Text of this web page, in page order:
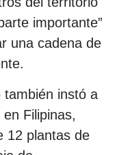
importante”
una cadena de
también instó a
Filipinas,
12 plantas de